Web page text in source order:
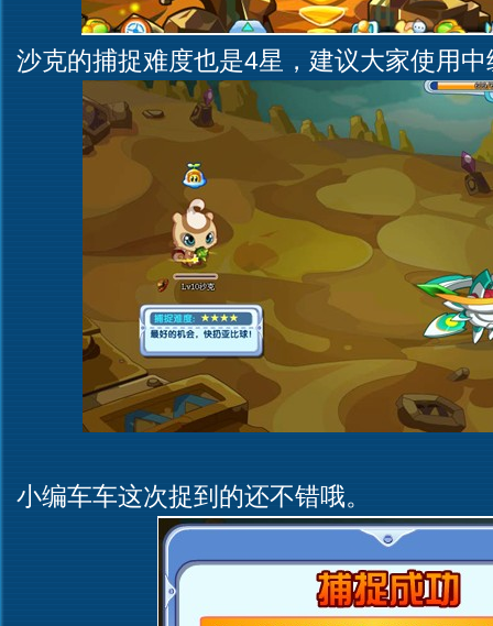
沙克的捕捉难度也是4星，建议大家使用
小编车车这次捉到的还不错哦。